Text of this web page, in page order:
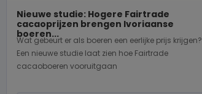
Nieuwe studie: Hogere Fairtrade
cacaoprijzen brengen Ivoriaanse
boeren...
Wat gebeurt er als boeren een eerlijke prijs krijgen?
Een nieuwe studie laat zien hoe Fairtrade
cacaoboeren vooruitgaan